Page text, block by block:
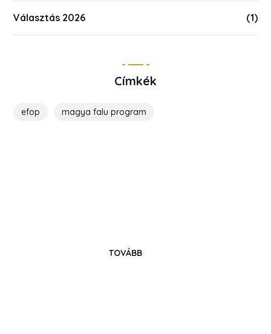
Választás 2026 (1)
Címkék
efop magya falu program
TOVÁBB